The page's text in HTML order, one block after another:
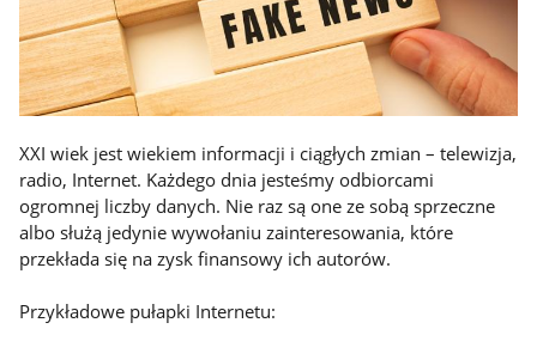
XXI wiek jest wiekiem informacji i ciągłych zmian – telewizja,
radio, Internet. Każdego dnia jesteśmy odbiorcami
ogromnej liczby danych. Nie raz są one ze sobą sprzeczne
albo służą jedynie wywołaniu zainteresowania, które
przekłada się na zysk finansowy ich autorów.
Przykładowe pułapki Internetu: